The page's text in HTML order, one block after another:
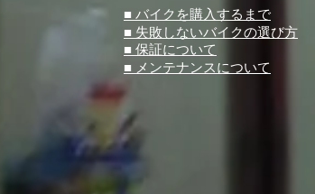
■ バイクを購入するまで
■ 失敗しないバイクの選び方
■ 保証について
■ メンテナンスについて